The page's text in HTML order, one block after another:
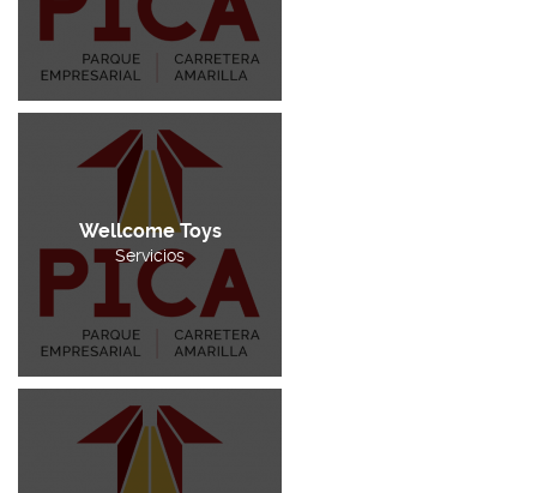
Wellcome Toys
Servicios